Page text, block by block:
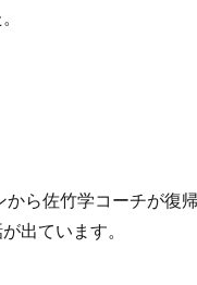
から佐竹学コーチが復
出ています。